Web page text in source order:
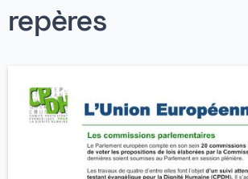
repères